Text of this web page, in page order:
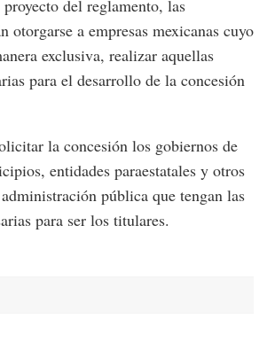
del reglamento, las
otorgarse a empresas mexicanas cuyo
exclusiva, realizar aquellas
para el desarrollo de la concesión
la concesión los gobiernos de
entidades paraestatales y otros
pública que tengan las
para ser los titulares.